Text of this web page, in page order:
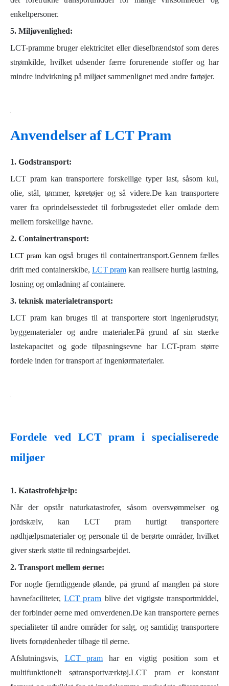
enkeltpersoner.
5. Miljøvenlighed:
LCT-pramme bruger elektricitet eller dieselbrændstof som deres
strømkilde, hvilket udsender færre forurenende stoffer og har
mindre indvirkning på miljøet sammenlignet med andre fartøjer.
Anvendelser af LCT Pram
1. Godstransport:
LCT pram kan transportere forskellige typer last, såsom kul,
olie, stål, tømmer, køretøjer og så videre.De kan transportere
varer fra oprindelsesstedet til forbrugsstedet eller omlade dem
mellem forskellige havne.
2. Containertransport:
LCT pram kan også bruges til containertransport.Gennem fælles
drift med containerskibe, LCT pram kan realisere hurtig lastning,
losning og omladning af containere.
3. teknisk materialetransport:
LCT pram kan bruges til at transportere stort ingeniørudstyr,
byggematerialer og andre materialer.På grund af sin stærke
lastekapacitet og gode tilpasningsevne har LCT-pram større
fordele inden for transport af ingeniørmaterialer.
Fordele ved LCT pram i specialiserede
miljøer
1. Katastrofehjælp:
Når der opstår naturkatastrofer, såsom oversvømmelser og
jordskælv, kan LCT pram hurtigt transportere
nødhjælpsmaterialer og personale til de berørte områder, hvilket
giver stærk støtte til redningsarbejdet.
2. Transport mellem øerne:
For nogle fjerntliggende ølande, på grund af manglen på store
havnefaciliteter,LCT pram blive det vigtigste transportmiddel,
der forbinder øerne med omverdenen.De kan transportere øernes
specialiteter til andre områder for salg, og samtidig transportere
livets fornødenheder tilbage til øerne.
Afslutningsvis, LCT pram har en vigtig position som et
multifunktionelt søtransportværktøj.LCT pram er konstant